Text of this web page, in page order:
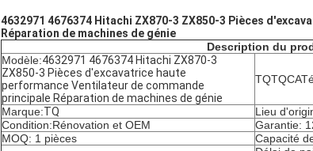
4632971 4676374 Hitachi ZX870-3 ZX850-3 Pièces
Réparation de machines de génie
Description du
Modèle:4632971 4676374 Hitachi ZX870-3
ZX850-3 Pièces d'excavatrice haute
performance Ventilateur de commande
principale Réparation de machines de génie
Marque:TQ
Lieu
Condition:Rénovation et OEM
Garantie:
MOQ: 1 pièces
Capacité